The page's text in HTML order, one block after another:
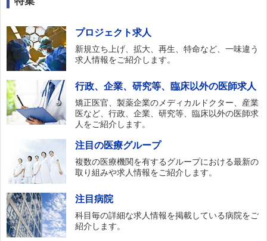
プロジェクト求人
新規立ち上げ、拡大、再生、特命など、一味違う
求人情報をご紹介します。
行政、企業、研究等、臨床以外の医師求人
矯正医官、製薬企業のメディカルドクター、産業
医など、行政、企業、研究等、臨床以外の医師求
人をご紹介します。
注目の医療グループ
複数の医療機関を有するグループにおける最新の
取り組みや求人情報をご紹介します。
注目病院
科目毎の詳細な求人情報を掲載している病院をご
紹介します。